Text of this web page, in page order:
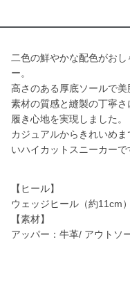
二色の鮮やかな配色がお
ー。
高さのある厚底ソールで美
素材の質感と縫製の丁寧
履き心地を実現しました。
カジュアルからきれいめ
いハイカットスニーカーで
【ヒール】
ウェッジヒール（約11cm）
【素材】
アッパー：牛革/ アウトソ